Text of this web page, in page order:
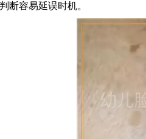
断容易延误时机。